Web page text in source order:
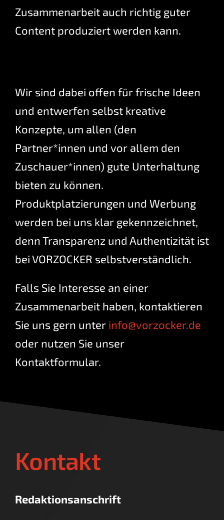
Zusammenarbeit auch richtig guter
Content produziert werden kann.
Wir sind dabei offen für frische Ideen
und entwerfen selbst kreative
Konzepte, um allen (den
Partner*innen und vor allem den
Zuschauer*innen) gute Unterhaltung
bieten zu können.
Produktplatzierungen und Werbung
werden bei uns klar gekennzeichnet,
denn Transparenz und Authentizität ist
bei VORZOCKER selbstverständlich.
Falls Sie Interesse an einer
Zusammenarbeit haben, kontaktieren
Sie uns gern unter info@vorzocker.de
oder nutzen Sie unser
Kontaktformular.
Kontakt
Redaktionsanschrift